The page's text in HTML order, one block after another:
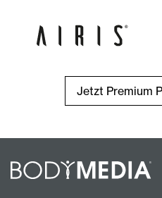
Jetzt Premium